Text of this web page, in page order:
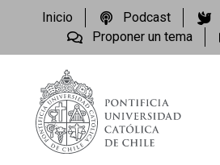
Inicio Podcast
Proponer un tema